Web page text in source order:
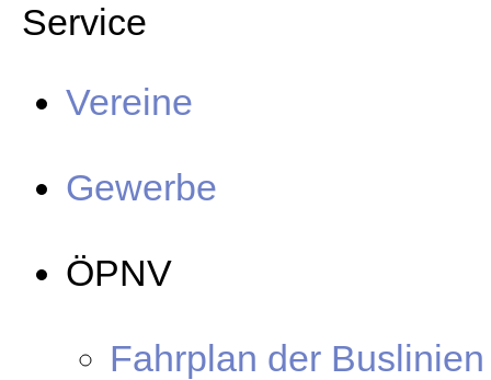
Service
Vereine
Gewerbe
ÖPNV
Fahrplan der Buslinien